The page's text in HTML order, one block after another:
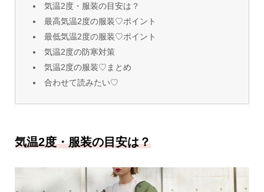
気温2度・服装の目安は？
最高気温2度の服装♡ポイント
最低気温2度の服装♡ポイント
気温2度の防寒対策
気温2度の服装♡まとめ
合わせて読みたい♡
気温2度・服装の目安は？